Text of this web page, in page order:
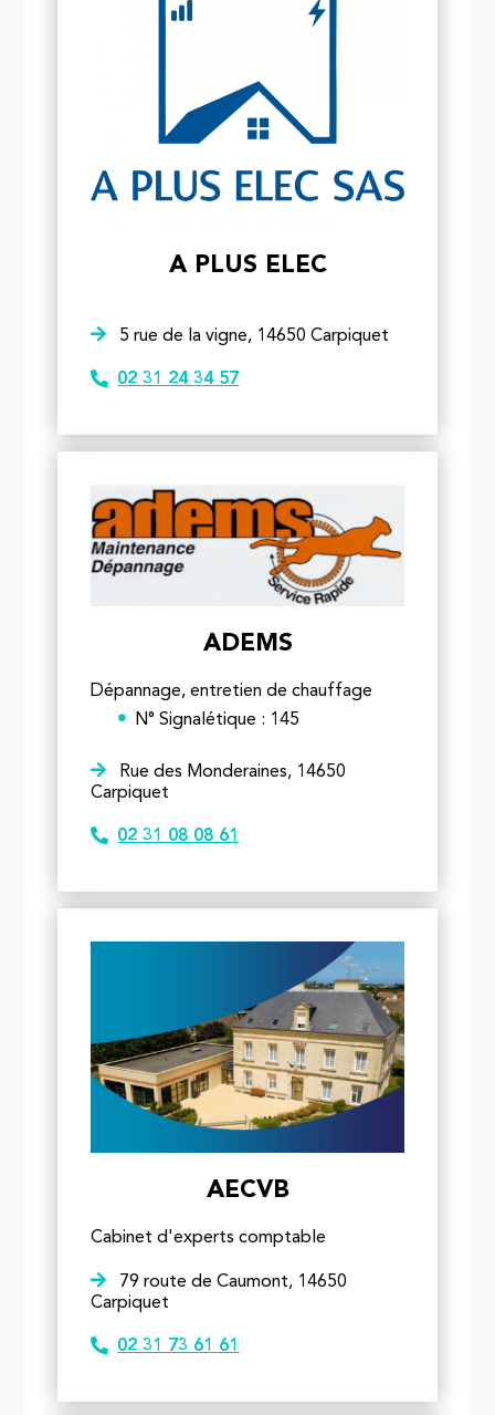
A PLUS ELEC
5 rue de la vigne, 14650 Carpiquet
02 31 24 34 57
ADEMS
Dépannage, entretien de chauffage
N° Signalétique : 145
Rue des Monderaines, 14650
Carpiquet
02 31 08 08 61
AECVB
Cabinet d'experts comptable
79 route de Caumont, 14650
Carpiquet
02 31 73 61 61